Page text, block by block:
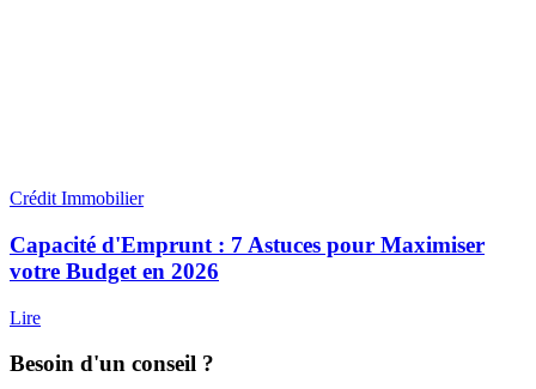
Crédit Immobilier
Capacité d'Emprunt : 7 Astuces pour Maximiser
votre Budget en 2026
Lire
Besoin d'un conseil ?